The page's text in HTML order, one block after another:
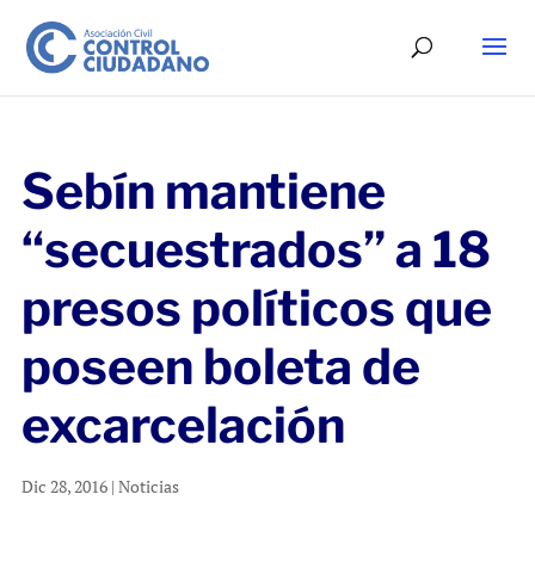
Sebín mantiene
“secuestrados” a 18
presos políticos que
poseen boleta de
excarcelación
Dic 28, 2016| Noticias